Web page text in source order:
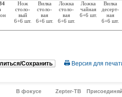
Нож
столо-
вый
6+6 шт.
Вилка
столо-
вая
6+6 шт.
Ложка
столо-
вая
6+6 шт.
Ложка
чайная
6+6 шт.
Вилка
десерт-
ная
6+6 шт.
Сохранить Версия для
В фокусе
Zepter-ТВ